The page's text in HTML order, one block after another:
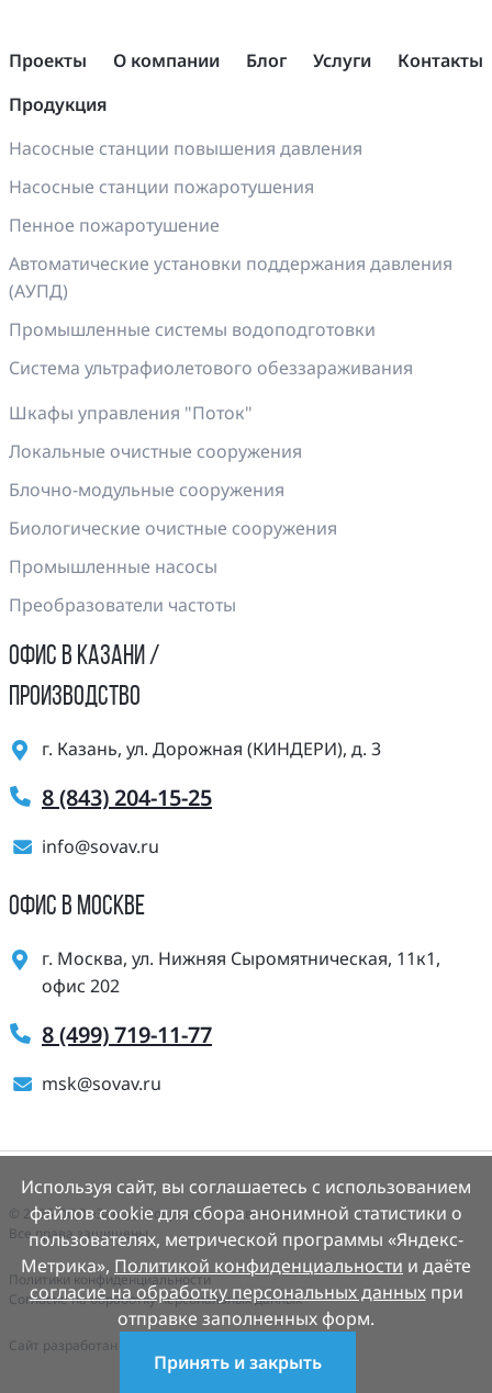
Проекты О компании Блог Услуги
Контакты
Продукция
Насосные станции повышения давления
Насосные станции пожаротушения
Пенное пожаротушение
Автоматические установки поддержания давления
(АУПД)
Промышленные системы водоподготовки
Система ультрафиолетового обеззараживания
Шкафы управления "Поток"
Локальные очистные сооружения
Блочно-модульные сооружения
Биологические очистные сооружения
Промышленные насосы
Преобразователи частоты
ОФИС В КАЗАНИ /
ПРОИЗВОДСТВО
г. Казань, ул. Дорожная (КИНДЕРИ), д. 3
8 (843) 204-15-25
info@sovav.ru
ОФИС В МОСКВЕ
г. Москва, ул. Нижняя Сыромятническая, 11к1,
офис 202
8 (499) 719-11-77
msk@sovav.ru
© 2025 ООО «Завод «Современная Автоматика».
Все права защищены.
Политики конфиденциальности
Согласие на обработку персональных данных
Cайт разработан
Используя сайт, вы соглашаетесь с использованием
файлов cookie для сбора анонимной статистики о
пользователях, метрической программы «Яндекс-
Метрика», Политикой конфиденциальности и даёте
согласие на обработку персональных данныхпри
отправке заполненных форм.
Принять и закрыть